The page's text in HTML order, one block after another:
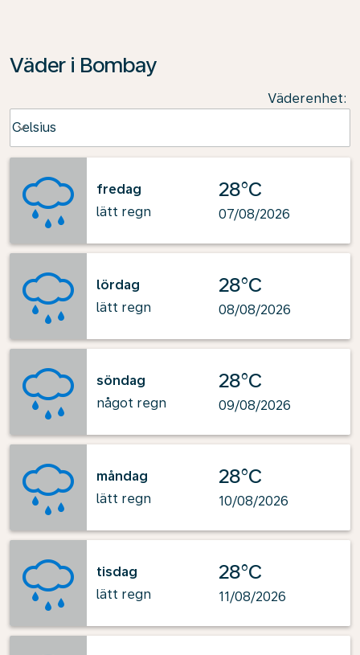
Väder i Bombay
Väderenhet:
Celsius
keyboard_arrow_down
fredag
lätt regn
28°C
07/08/2026
lördag
lätt regn
28°C
08/08/2026
söndag
något regn
28°C
09/08/2026
måndag
lätt regn
28°C
10/08/2026
tisdag
lätt regn
28°C
11/08/2026